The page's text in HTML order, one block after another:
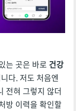
는 곳은 바로 건강
다. 저도 처음엔
전혀 그렇지 않더
방 이력을 확인할